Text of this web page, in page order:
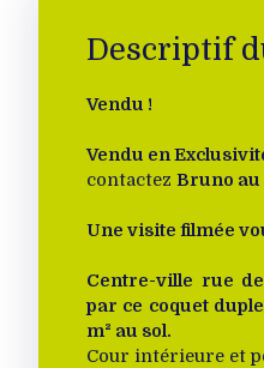
Descriptif
Vendu !
Vendu en
contactez Bruno au
Une visite filmée
Centre-ville rue de
par ce coquet
m² au sol.
Cour intérieure et